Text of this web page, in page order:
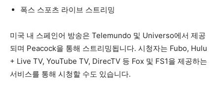
폭스 스포츠 라이브 스트리밍
미국 내 스페인어 방송은 Telemundo 및 Universo에서 제공
되며 Peacock을 통해 스트리밍됩니다. 시청자는 Fubo, Hulu
+ Live TV, YouTube TV, DirecTV 등 Fox 및 FS1을 제공하는
서비스를 통해 시청할 수도 있습니다.